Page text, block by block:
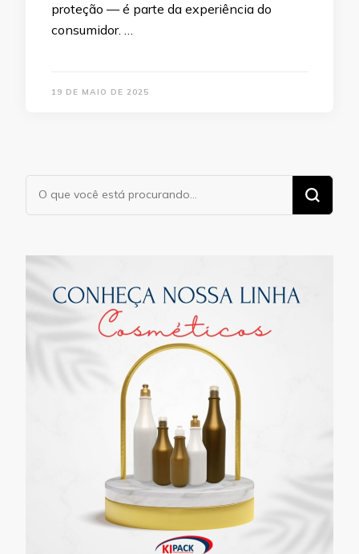
proteção — é parte da experiência do
consumidor. …
19 DE MAIO DE 2025
Procurando
algo?